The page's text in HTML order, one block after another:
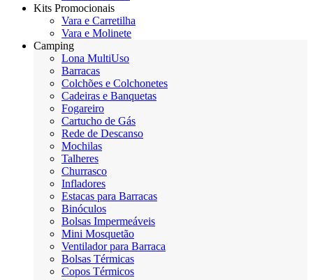
Kits Promocionais
Vara e Carretilha
Vara e Molinete
Camping
Lona MultiUso
Barracas
Colchões e Colchonetes
Cadeiras e Banquetas
Fogareiro
Cartucho de Gás
Rede de Descanso
Mochilas
Talheres
Churrasco
Infladores
Estacas para Barracas
Binóculos
Bolsas Impermeáveis
Mini Mosquetão
Ventilador para Barraca
Bolsas Térmicas
Copos Térmicos